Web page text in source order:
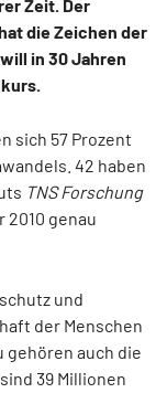
Zeit. Der
die Zeichen der
in 30 Jahren
sich 57 Prozent
42 haben
TNS Forschung
2010 genau
und
der Menschen
gehören auch die
39 Millionen